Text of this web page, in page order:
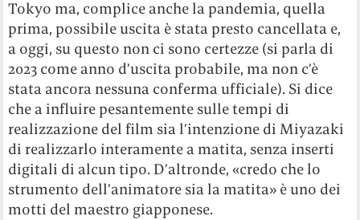
Tokyo ma, complice anche la pandemia, quella
prima, possibile uscita è stata presto cancellata e,
a oggi, su questo non ci sono certezze (si parla di
2023 come anno d’uscita probabile, ma non c’è
stata ancora nessuna conferma ufficiale). Si dice
che a influire pesantemente sulle tempi di
realizzazione del film sia l’intenzione di Miyazaki
di realizzarlo interamente a matita, senza inserti
digitali di alcun tipo. D’altronde, «credo che lo
strumento dell’animatore sia la matita» è uno dei
motti del maestro giapponese.